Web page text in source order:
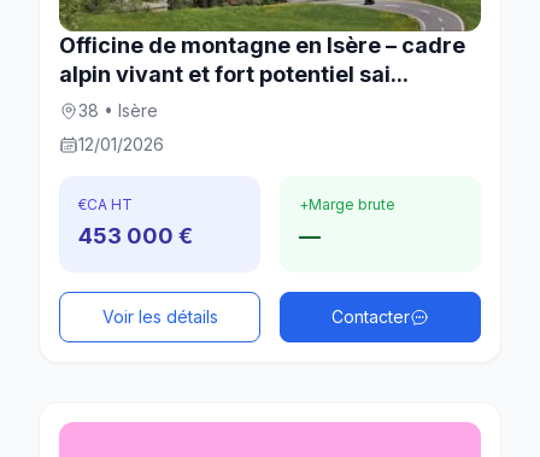
Officine de montagne en Isère – cadre
alpin vivant et fort potentiel sai...
38 • Isère
12/01/2026
€CA HT
453 000 €
+Marge brute
—
Voir les détails Contacter